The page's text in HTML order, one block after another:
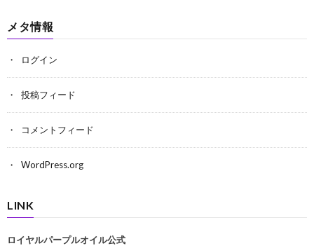
メタ情報
ログイン
投稿フィード
コメントフィード
WordPress.org
LINK
ロイヤルパープルオイル公式